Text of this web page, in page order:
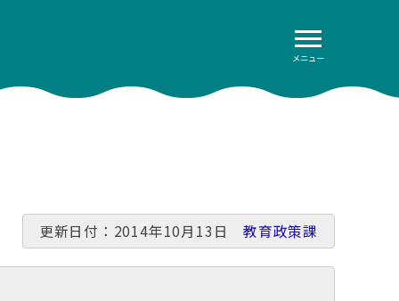
メニュー
更新日付：2014年10月13日教育政策課